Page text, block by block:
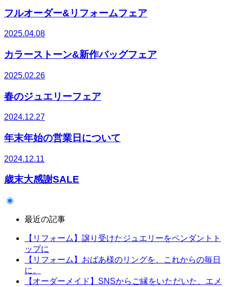
フルオーダー&リフォームフェア
2025.04.08
カラーストーン&新作バッグフェア
2025.02.26
春のジュエリーフェア
2024.12.27
年末年始の営業日について
2024.12.11
歳末大感謝SALE
最近の記事
【リフォーム】譲り受けたジュエリーをペンダントト
ップに
【リフォーム】おばあ様のリングを、これからの毎日
に。
【オーダーメイド】SNSからご縁をいただいた、エメ